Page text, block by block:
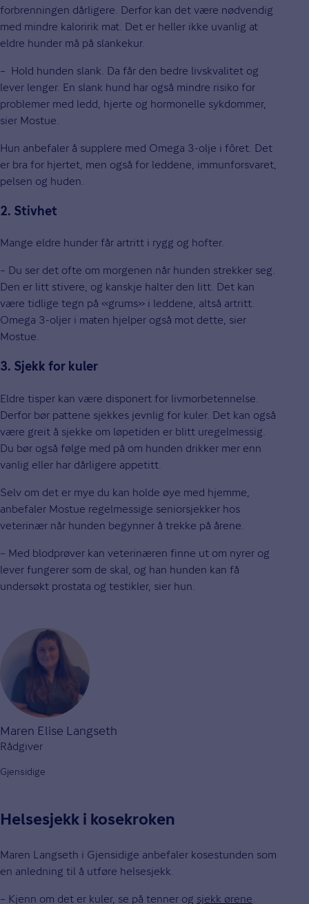
forbrenningen dårligere. Derfor kan det være nødvendig
med mindre kaloririk mat. Det er heller ikke uvanlig at
eldre hunder må på slankekur.
– Hold hunden slank. Da får den bedre livskvalitet og
lever lenger. En slank hund har også mindre risiko for
problemer med ledd, hjerte og hormonelle sykdommer,
sier Mostue.
Hun anbefaler å supplere med Omega 3-olje i fôret. Det
er bra for hjertet, men også for leddene, immunforsvaret,
pelsen og huden.
2. Stivhet
Mange eldre hunder får artritt i rygg og hofter.
– Du ser det ofte om morgenen når hunden strekker seg.
Den er litt stivere, og kanskje halter den litt. Det kan
være tidlige tegn på «grums» i leddene, altså artritt.
Omega 3-oljer i maten hjelper også mot dette, sier
Mostue.
3. Sjekk for kuler
Eldre tisper kan være disponert for livmorbetennelse.
Derfor bør pattene sjekkes jevnlig for kuler. Det kan også
være greit å sjekke om løpetiden er blitt uregelmessig.
Du bør også følge med på om hunden drikker mer enn
vanlig eller har dårligere appetitt.
Selv om det er mye du kan holde øye med hjemme,
anbefaler Mostue regelmessige seniorsjekker hos
veterinær når hunden begynner å trekke på årene.
– Med blodprøver kan veterinæren finne ut om nyrer og
lever fungerer som de skal, og han hunden kan få
undersøkt prostata og testikler, sier hun.
Maren Elise Langseth
Rådgiver
Gjensidige
Helsesjekk i kosekroken
Maren Langseth i Gjensidige anbefaler kosestunden som
en anledning til å utføre helsesjekk.
– Kjenn om det er kuler, se på tenner og sjekk ørene